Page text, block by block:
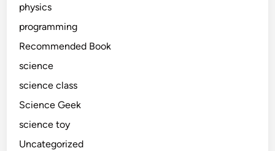
physics
programming
Recommended Book
science
science class
Science Geek
science toy
Uncategorized